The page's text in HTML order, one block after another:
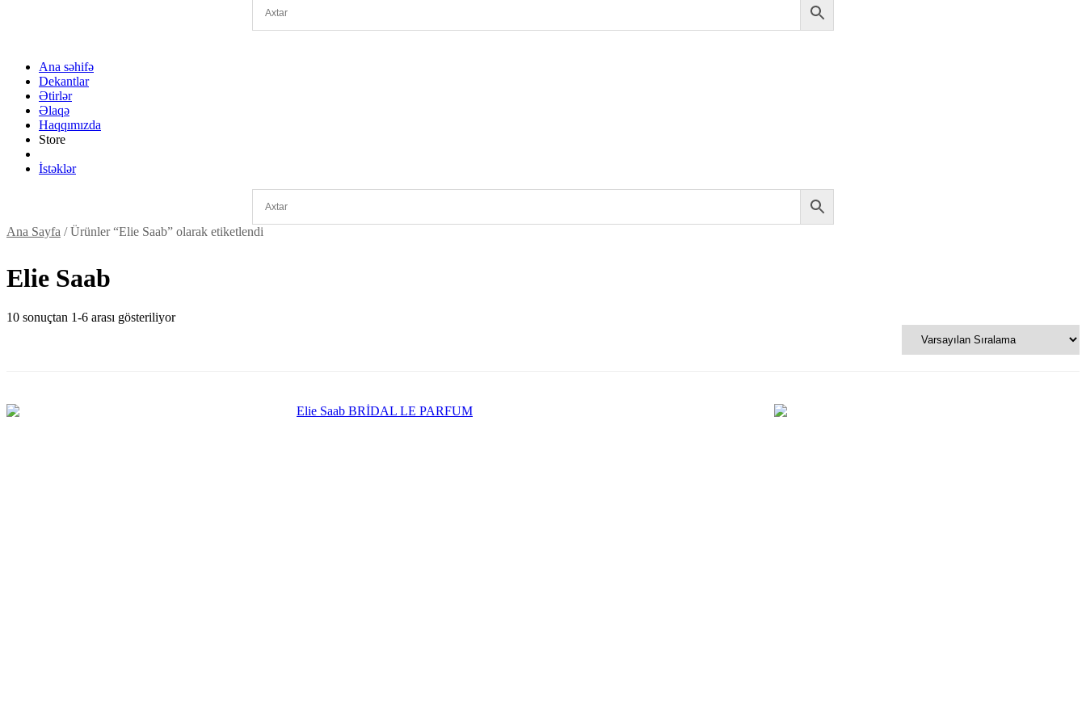
Ana səhifə
Dekantlar
Ətirlər
Əlaqə
Haqqımızda
Store
İstəklər
Ana Sayfa / Ürünler “Elie Saab” olarak etiketlendi
Elie Saab
10 sonuçtan 1-6 arası gösteriliyor